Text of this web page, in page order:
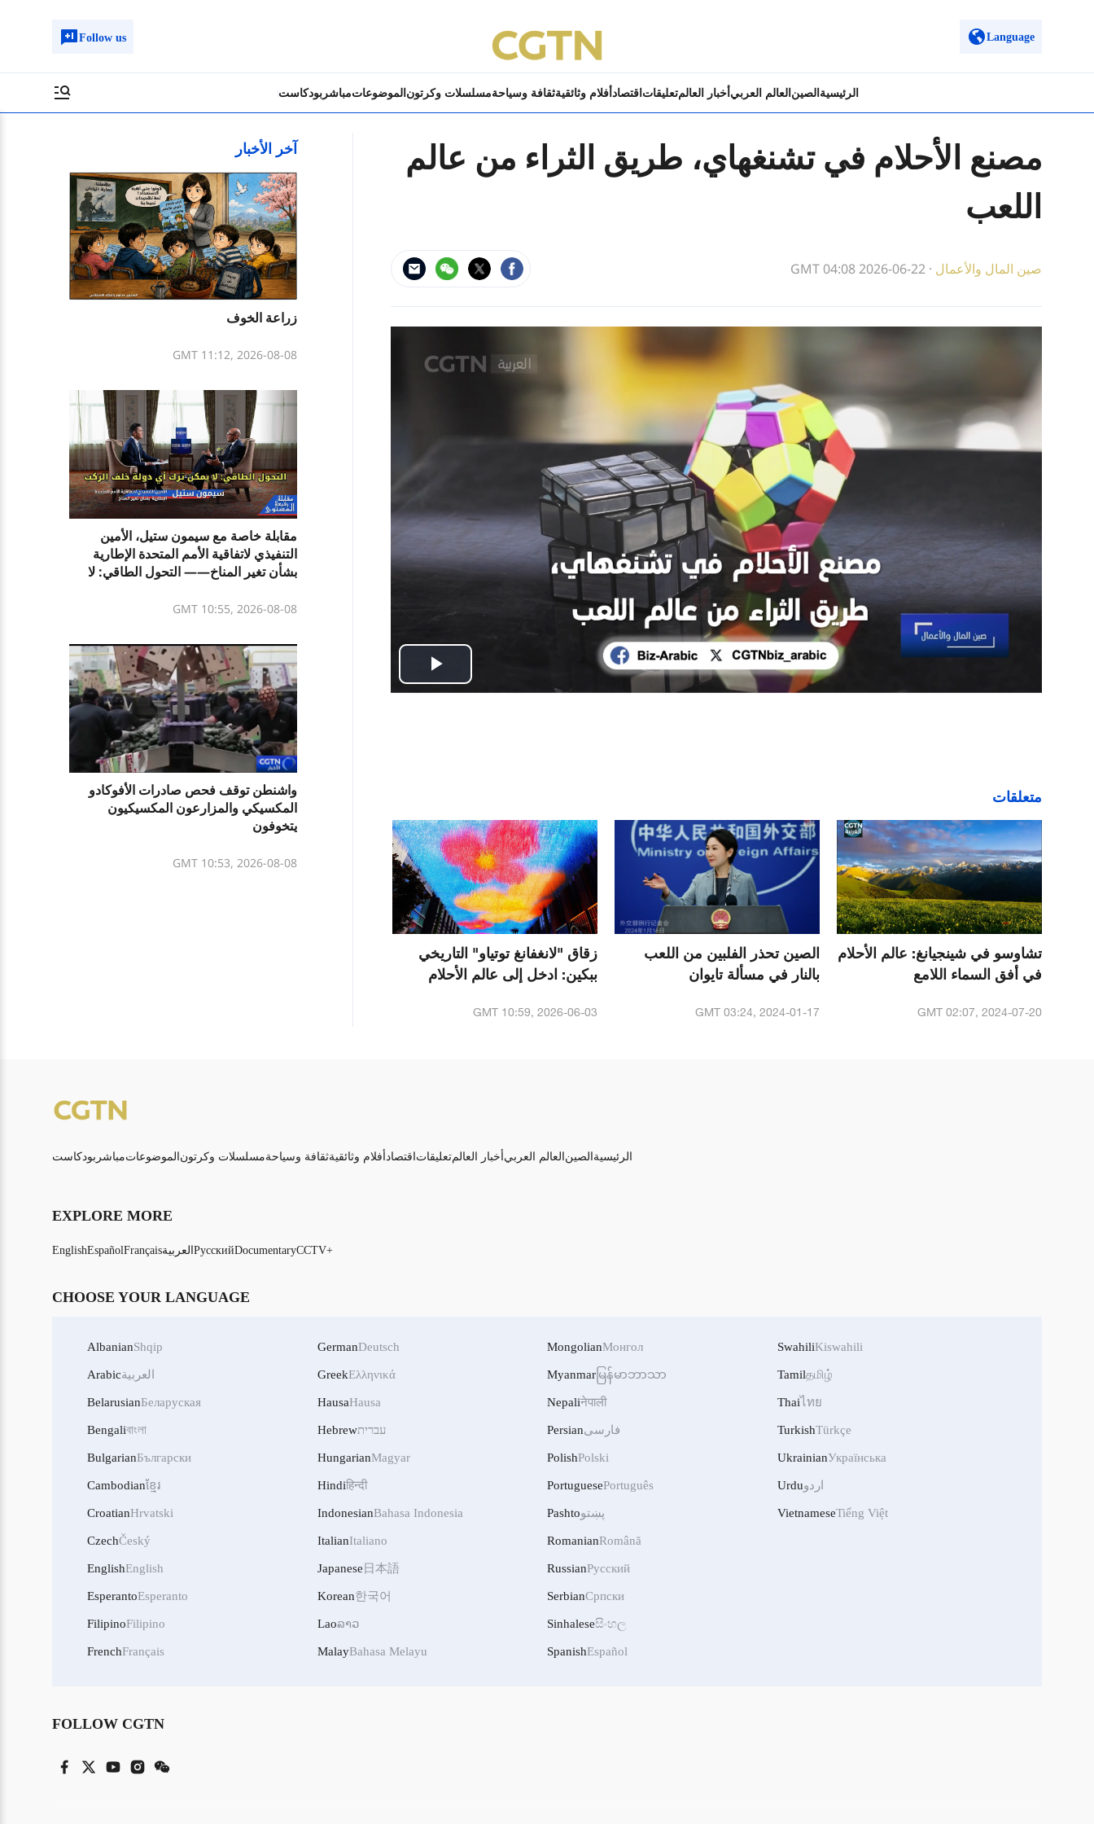
Language
Follow us
الرئيسية الصين العالم العربي أخبار العالمتعليقات اقتصاد أفلام وثائقيةثقافة وسياحةمسلسلات وكرتون الموضوعاتمباشربودكاست
مصنع الأحلام في تشنغهاي، طريق الثراء من عالم
اللعب
صين المال والأعمال ·
GMT 04:08 2026-06-22
Play
متعلقات
تشاوسو في شينجيانغ: عالم الأحلام
في أفق السماء اللامع
GMT 02:07, 2024-07-20
الصين تحذر الفلبين من اللعب
بالنار في مسألة تايوان
GMT 03:24, 2024-01-17
زقاق "لانغفانغ توتياو" التاريخي
ببكين: ادخل إلى عالم الأحلام
GMT 10:59, 2026-06-03
آخر الأخبار
زراعة الخوف
GMT 11:12, 2026-08-08
مقابلة خاصة مع سيمون ستيل، الأمين
التنفيذي لاتفاقية الأمم المتحدة الإطارية
بشأن تغير المناخ—— التحول الطاقي: لا
GMT 10:55, 2026-08-08
واشنطن توقف فحص صادرات الأفوكادو
المكسيكي والمزارعون المكسيكيون
يتخوفون
GMT 10:53, 2026-08-08
بودكاست مباشرالموضوعات مسلسلات وكرتونثقافة وسياحةأفلام وثائقية اقتصاد تعليقاتأخبار العالم العالم العربي الصين الرئيسية
EXPLORE MORE
EnglishEspañolFrançaisالعربية РусскийDocumentaryCCTV+
CHOOSE YOUR LANGUAGE
AlbanianShqip
Arabicالعربية
BelarusianБеларуская
Bengaliবাংলা
BulgarianБългарски
Cambodianខ្មែរ
CroatianHrvatski
CzechČeský
EnglishEnglish
EsperantoEsperanto
FilipinoFilipino
FrenchFrançais
GermanDeutsch
GreekΕλληνικά
HausaHausa
Hebrewעברית
HungarianMagyar
Hindiहिन्दी
IndonesianBahasa Indonesia
ItalianItaliano
Japanese 日本語
Korean한국어
Laoລາວ
MalayBahasa Melayu
MongolianМонгол
Myanmar မြန်မာဘာသာ
Nepaliनेपाली
Persianفارسی
PolishPolski
PortuguesePortuguês
Pashtoپښتو
RomanianRomână
RussianРусский
SerbianСрпски
Sinhaleseසිංහල
SpanishEspañol
SwahiliKiswahili
Tamilதமிழ்
Thaiไทย
TurkishTürkçe
UkrainianУкраїнська
Urduاردو
VietnameseTiếng Việt
FOLLOW CGTN